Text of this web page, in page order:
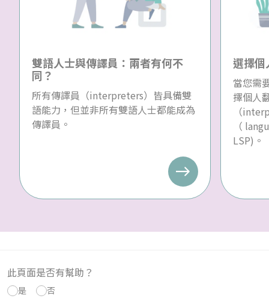
雙語人士與傳譯員：兩者有何不
同？
所有傳譯員（interpreters）皆具備雙
語能力，但並非所有雙語人士都能成為
傳譯員。
選擇個
當您需
擇個人
（
（
LSP)。
此頁面是否有幫助？
是 否